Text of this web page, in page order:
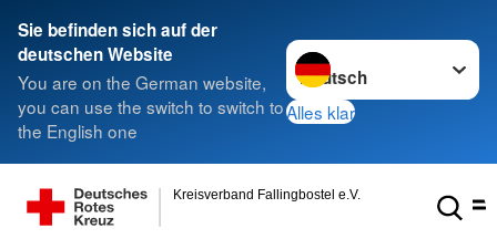
Sie befinden sich auf der
deutschen Website
You are on the German website,
you can use the switch to switch to
the English one
Sprache wechseln zu
Alles klar
Kreisverband Fallingbostel e.V.